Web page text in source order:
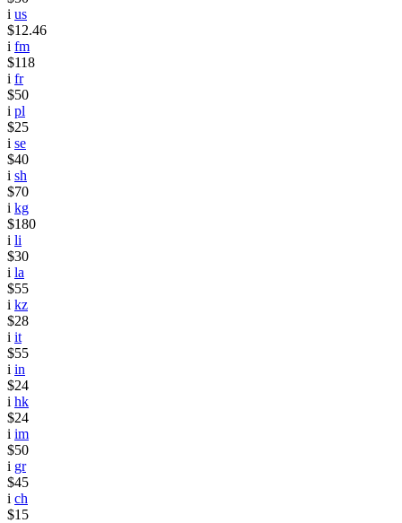
i us
$12.46
i fm
$118
i fr
$50
i pl
$25
i se
$40
i sh
$70
i kg
$180
i li
$30
i la
$55
i kz
$28
i it
$55
i in
$24
i hk
$24
i im
$50
i gr
$45
i ch
$15